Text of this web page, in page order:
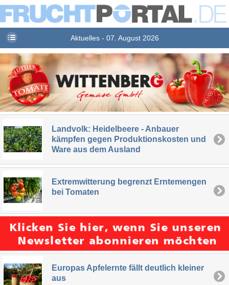
Aktuelles - 07. August 2026
Landvolk: Heidelbeere - Anbauer
kämpfen gegen Produktionskosten und
Ware aus dem Ausland
Extremwitterung begrenzt Erntemengen
bei Tomaten
Europas Apfelernte fällt deutlich kleiner
aus